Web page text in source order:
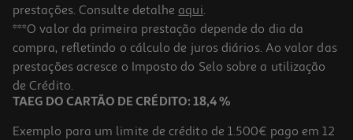
prestações. Consulte detalhe aqui.
***O valor da primeira prestação depende do dia da
compra, refletindo o cálculo de juros diários. Ao valor das
prestações acresce o Imposto do Selo sobre a utilização
de Crédito.
TAEG DO CARTÃO DE CRÉDITO: 18,4 %
Exemplo para um limite de crédito de 1.500€ pago em 12